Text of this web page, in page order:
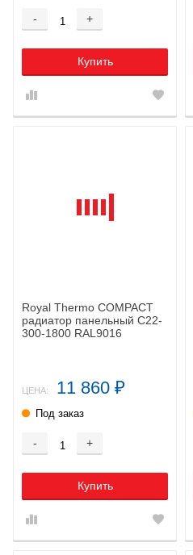
- +
Купить
Royal Thermo COMPACT
радиатор панельный C22-
300-1800 RAL9016
ЦЕНА: 11 860 ₽
Под заказ
- +
Купить